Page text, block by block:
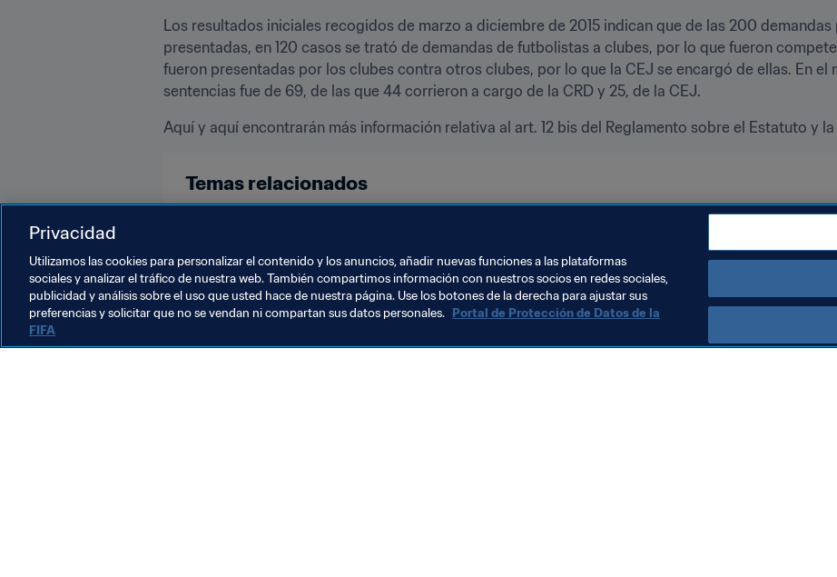
Los resultados iniciales recogidos de marzo a diciembre de 2015 indican que de las 200
presentadas, en 120 casos se trató de demandas de futbolistas a clubes, por lo que fueron
fueron presentadas por los clubes contra otros clubes, por lo que la CEJ se encargó de ellas. En el
sentencias fue de 69, de las que 44 corrieron a cargo de la CRD y 25, de la CEJ.
Aquí y aquí encontrarán más información relativa al art. 12 bis del Reglamento sobre el Estatuto y
Temas relacionados
Privacidad
Utilizamos las cookies para personalizar el contenido y los anuncios, añadir nuevas funciones a las plataformas
sociales y analizar el tráfico de nuestra web. También compartimos información con nuestros socios en redes sociales,
publicidad y análisis sobre el uso que usted hace de nuestra página. Use los botones de la derecha para ajustar sus
preferencias y solicitar que no se vendan ni compartan sus datos personales. Portal de Protección de Datos de la
FIFA